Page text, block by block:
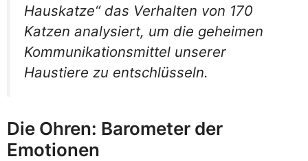
Hauskatze“ das Verhalten von 170
Katzen analysiert, um die geheimen
Kommunikationsmittel unserer
Haustiere zu entschlüsseln.
Die Ohren: Barometer der
Emotionen